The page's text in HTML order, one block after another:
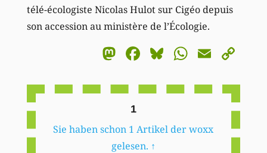
télé-écologiste Nicolas Hulot sur Cigéo depuis
son accession au ministère de l’Écologie.
Mastodon
Facebook
BlueskyEmail
1
Sie haben schon 1 Artikel der woxx
gelesen. ↑